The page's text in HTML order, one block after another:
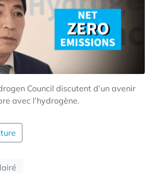
Council discutent d’un avenir
avec l’hydrogène.